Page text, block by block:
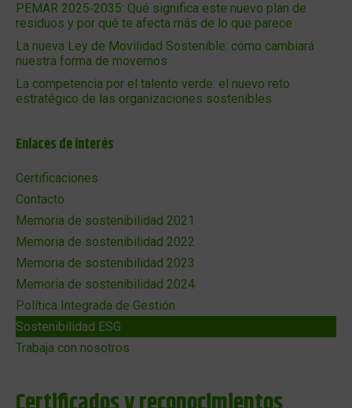
PEMAR 2025‑2035: Qué significa este nuevo plan de
residuos y por qué te afecta más de lo que parece
La nueva Ley de Movilidad Sostenible: cómo cambiará
nuestra forma de movernos
La competencia por el talento verde: el nuevo reto
estratégico de las organizaciones sostenibles
Enlaces de interés
Certificaciones
Contacto
Memoria de sostenibilidad 2021
Memoria de sostenibilidad 2022
Memoria de sostenibilidad 2023
Memoria de sostenibilidad 2024
Política Integrada de Gestión
Sostenibilidad ESG
Trabaja con nosotros